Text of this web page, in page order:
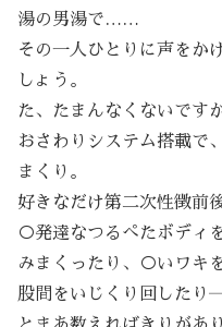
湯の男湯で……
その一人ひとりに声をか
しょう。
た、たまんなくないです
おさわりシステム搭載で
まくり。
好きなだけ第二次性徴前
○発達なつるぺたボディ
みまくったり、○いワキ
股間をいじくり回した